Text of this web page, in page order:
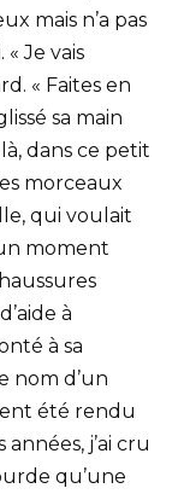
mais n’a pas
Je vais
« Faites en
sa main
dans ce petit
morceaux
qui voulait
moment
à
à sa
nom d’un
été rendu
j’ai cru
qu’une